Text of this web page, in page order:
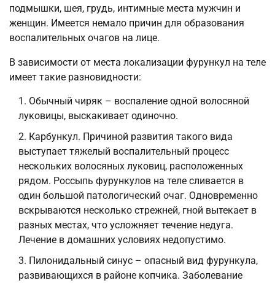
подмышки, шея, грудь, интимные места мужчин и
женщин. Имеется немало причин для образования
воспалительных очагов на лице.
В зависимости от места локализации фурункул на теле
имеет такие разновидности:
Обычный чиряк – воспаление одной волосяной
луковицы, выскакивает одиночно.
Карбункул. Причиной развития такого вида
выступает тяжелый воспалительный процесс
нескольких волосяных луковиц, расположенных
рядом. Россыпь фурункулов на теле сливается в
один большой патологический очаг. Одновременно
вскрываются несколько стрежней, гной вытекает в
разных местах, что усложняет течение недуга.
Лечение в домашних условиях недопустимо.
Пилонидальный синус – опасный вид фурункула,
развивающихся в районе копчика. Заболевание